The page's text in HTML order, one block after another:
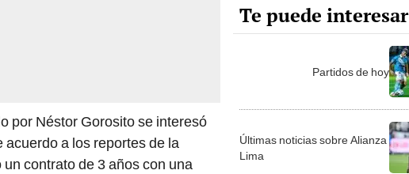
por Néstor Gorosito se interesó
acuerdo a los reportes de la
contrato de 3 años con una
Te puede interesar
Partidos de hoy
Últimas noticias sobre Alianza
Lima